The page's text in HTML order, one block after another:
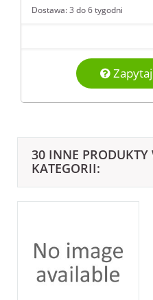
Dostawa: 3 do 6 tygodni
30 INNE PRODUKTY
KATEGORII: